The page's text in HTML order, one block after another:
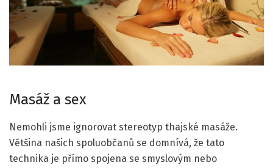
Masáž a sex
Nemohli jsme ignorovat stereotyp thajské masáže.
Většina našich spoluobčanů se domnívá, že tato
technika je přímo spojena se smyslovým nebo